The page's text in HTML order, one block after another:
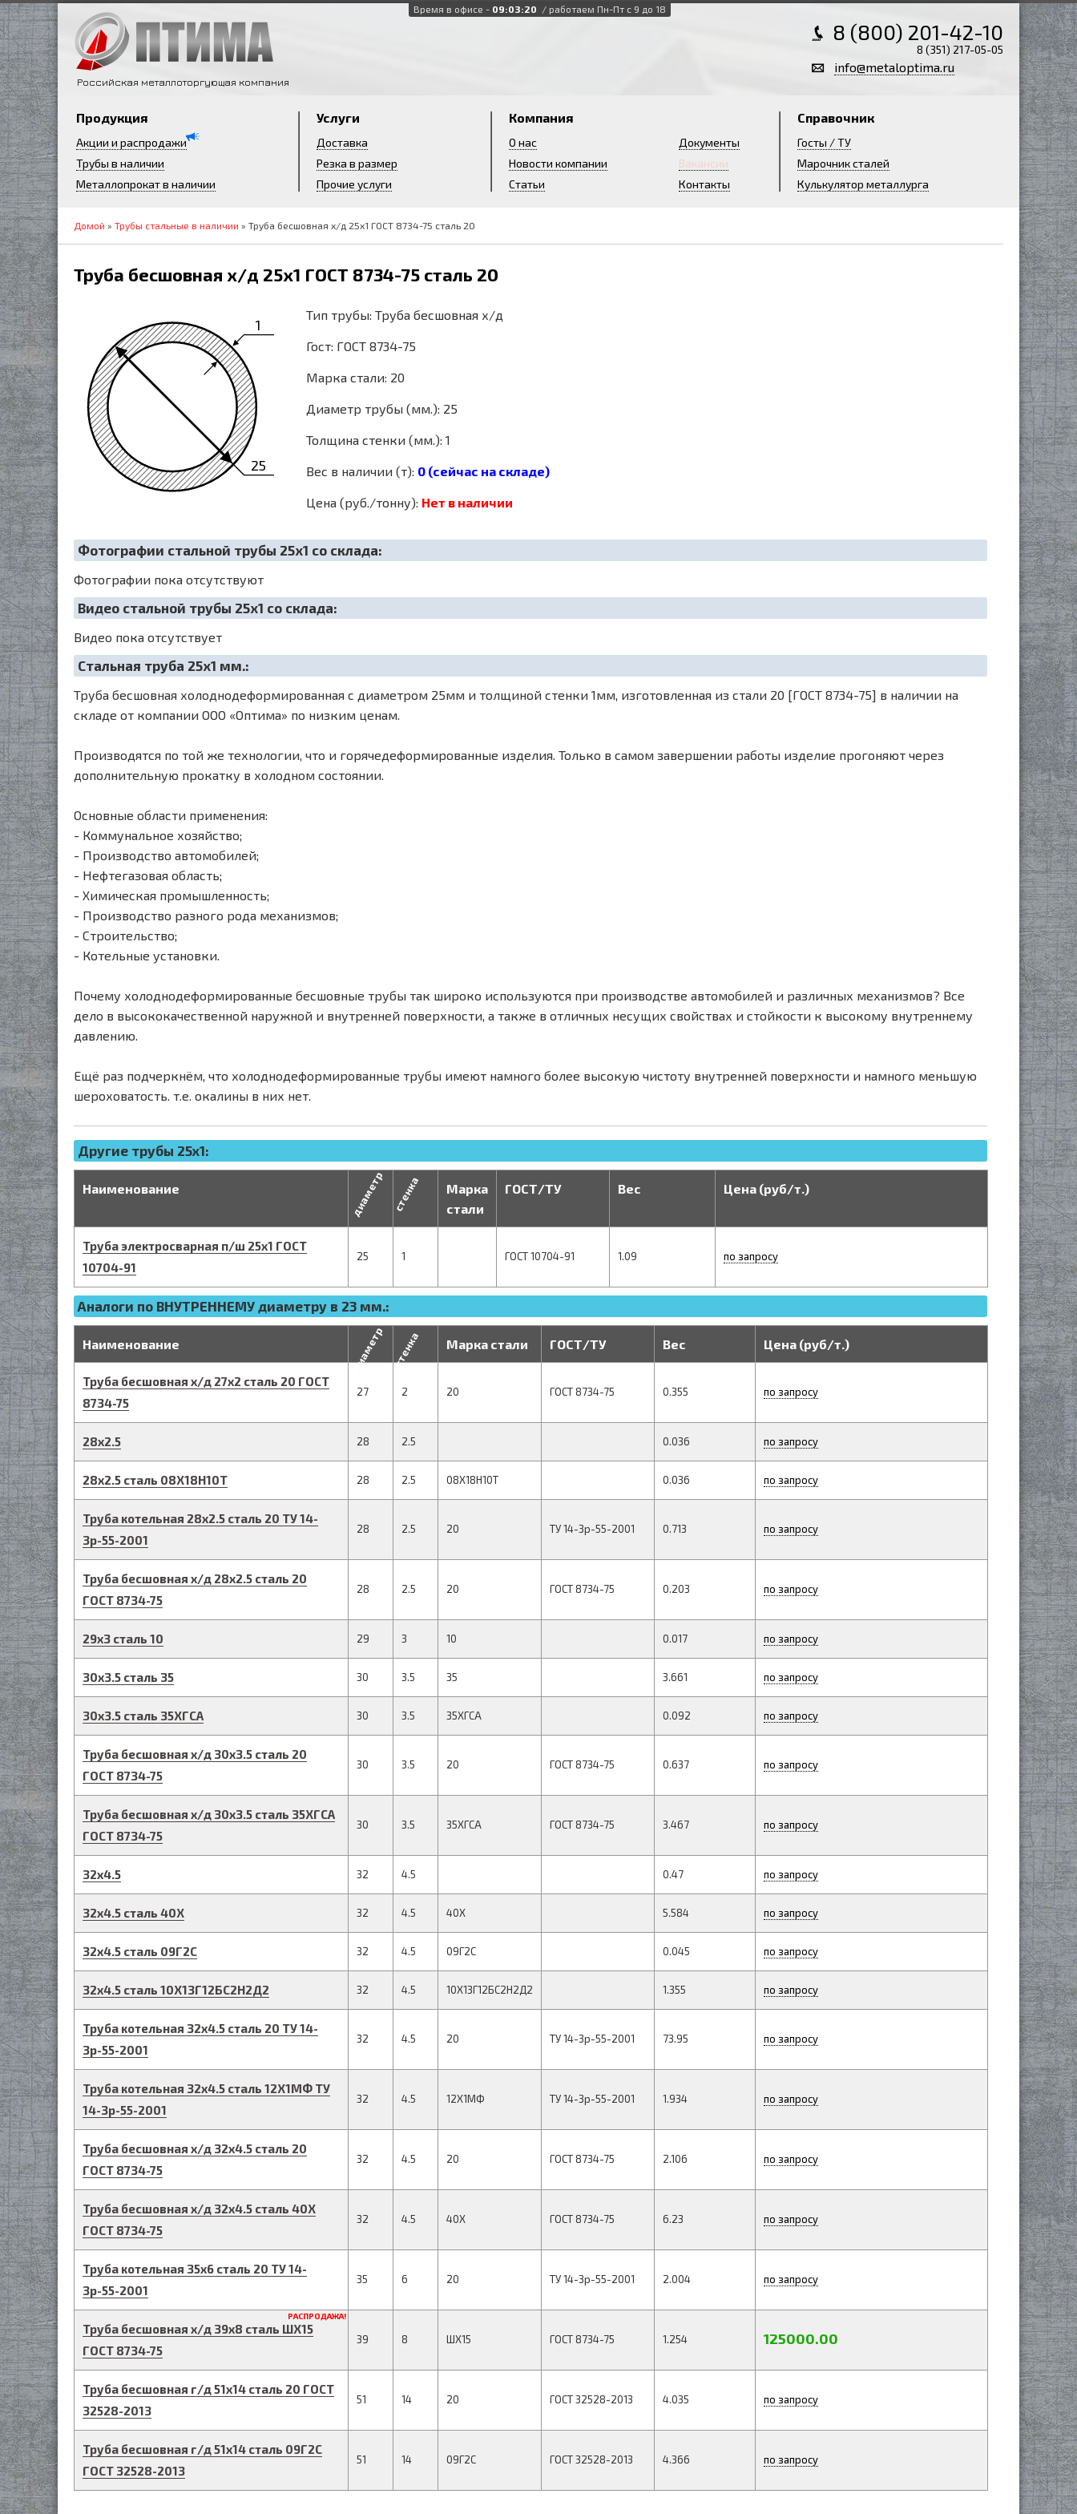
Время в офисе - 09:03:21 / работаем Пн-Пт с 9 до 18
Российская металлоторгующая компания
8 (800) 201-42-10
8 (351) 217-05-05
info@metaloptima.ru
Продукция
Акции и распродажи
Трубы в наличии
Металлопрокат в наличии
Услуги
Доставка
Резка в размер
Прочие услуги
Компания
О нас
Новости компании
Статьи
Документы
Вакансии
Контакты
Справочник
Госты / ТУ
Марочник сталей
Кулькулятор металлурга
Домой » Трубы стальные в наличии » Труба бесшовная х/д 25х1 ГОСТ 8734-75 сталь 20
Труба бесшовная х/д 25х1 ГОСТ 8734-75 сталь 20
25
1
Тип трубы: Труба бесшовная х/д
Гост: ГОСТ 8734-75
Марка стали: 20
Диаметр трубы (мм.): 25
Толщина стенки (мм.): 1
Вес в наличии (т): 0 (сейчас на складе)
Цена (руб./тонну): Нет в наличии
Фотографии стальной трубы 25х1 со склада:
Фотографии пока отсутствуют
Видео стальной трубы 25х1 со склада:
Видео пока отсутствует
Cтальная труба 25х1 мм.:
Труба бесшовная холоднодеформированная с диаметром 25мм и толщиной стенки 1мм, изготовленная из стали 20 [ГОСТ 8734-75] в наличии на
складе от компании ООО «Оптима» по низким ценам.
Производятся по той же технологии, что и горячедеформированные изделия. Только в самом завершении работы изделие прогоняют через
дополнительную прокатку в холодном состоянии.
Основные области применения:
- Коммунальное хозяйство;
- Производство автомобилей;
- Нефтегазовая область;
- Химическая промышленность;
- Производство разного рода механизмов;
- Строительство;
- Котельные установки.
Почему холоднодеформированные бесшовные трубы так широко используются при производстве автомобилей и различных механизмов? Все
дело в высококачественной наружной и внутренней поверхности, а также в отличных несущих свойствах и стойкости к высокому внутреннему
давлению.
Ещё раз подчеркнём, что холоднодеформированные трубы имеют намного более высокую чистоту внутренней поверхности и намного меньшую
шероховатость. т.е. окалины в них нет.
Другие трубы 25x1:
Наименование диаметр стенка
Марка
стали
ГОСТ/ТУ Вес Цена (руб/т.)
Труба электросварная п/ш 25х1 ГОСТ
10704-91
25 1 ГОСТ 10704-91 1.09 по запросу
Аналоги по ВНУТРЕННЕМУ диаметру в 23 мм.:
Наименование диаметр стенка Марка стали ГОСТ/ТУ Вес Цена (руб/т.)
Труба бесшовная х/д 27х2 сталь 20 ГОСТ
8734-75
27 2 20 ГОСТ 8734-75 0.355 по запросу
28х2.5 28 2.5 0.036 по запросу
28х2.5 сталь 08Х18Н10Т 28 2.5 08Х18Н10Т 0.036 по запросу
Труба котельная 28х2.5 сталь 20 ТУ 14-
3р-55-2001
28 2.5 20 ТУ 14-3р-55-2001 0.713 по запросу
Труба бесшовная х/д 28х2.5 сталь 20
ГОСТ 8734-75
28 2.5 20 ГОСТ 8734-75 0.203 по запросу
29х3 сталь 10 29 3 10 0.017 по запросу
30х3.5 сталь 35 30 3.5 35 3.661 по запросу
30х3.5 сталь 35ХГСА 30 3.5 35ХГСА 0.092 по запросу
Труба бесшовная х/д 30х3.5 сталь 20
ГОСТ 8734-75
30 3.5 20 ГОСТ 8734-75 0.637 по запросу
Труба бесшовная х/д 30х3.5 сталь 35ХГСА
ГОСТ 8734-75
30 3.5 35ХГСА ГОСТ 8734-75 3.467 по запросу
32х4.5 32 4.5 0.47 по запросу
32х4.5 сталь 40Х 32 4.5 40Х 5.584 по запросу
32х4.5 сталь 09Г2С 32 4.5 09Г2С 0.045 по запросу
32х4.5 сталь 10Х13Г12БС2Н2Д2 32 4.5 10Х13Г12БС2Н2Д2 1.355 по запросу
Труба котельная 32х4.5 сталь 20 ТУ 14-
3р-55-2001
32 4.5 20 ТУ 14-3р-55-2001 73.95 по запросу
Труба котельная 32х4.5 сталь 12Х1МФ ТУ
14-3р-55-2001
32 4.5 12Х1МФ ТУ 14-3р-55-2001 1.934 по запросу
Труба бесшовная х/д 32х4.5 сталь 20
ГОСТ 8734-75
32 4.5 20 ГОСТ 8734-75 2.106 по запросу
Труба бесшовная х/д 32х4.5 сталь 40Х
ГОСТ 8734-75
32 4.5 40Х ГОСТ 8734-75 6.23 по запросу
Труба котельная 35х6 сталь 20 ТУ 14-
3р-55-2001
35 6 20 ТУ 14-3р-55-2001 2.004 по запросу
РАСПРОДАЖА!
Труба бесшовная х/д 39х8 сталь ШХ15
ГОСТ 8734-75
39 8 ШХ15 ГОСТ 8734-75 1.254 125000.00
Труба бесшовная г/д51х14 сталь 20 ГОСТ
32528-2013
51 14 20 ГОСТ 32528-2013 4.035 по запросу
Труба бесшовная г/д51х14 сталь 09Г2С
ГОСТ 32528-2013
51 14 09Г2С ГОСТ 32528-2013 4.366 по запросу